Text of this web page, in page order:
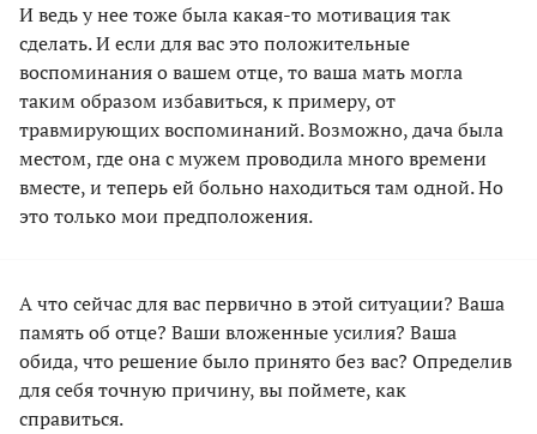
И ведь у нее тоже была какая-то мотивация так
сделать. И если для вас это положительные
воспоминания о вашем отце, то ваша мать могла
таким образом избавиться, к примеру, от
травмирующих воспоминаний. Возможно, дача была
местом, где она с мужем проводила много времени
вместе, и теперь ей больно находиться там одной. Но
это только мои предположения.
А что сейчас для вас первично в этой ситуации? Ваша
память об отце? Ваши вложенные усилия? Ваша
обида, что решение было принято без вас? Определив
для себя точную причину, вы поймете, как
справиться.